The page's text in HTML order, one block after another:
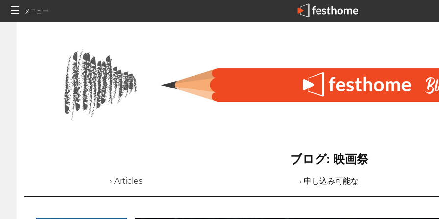
メニュー
ブログ: 映画祭
› Articles › 申し込み可能な